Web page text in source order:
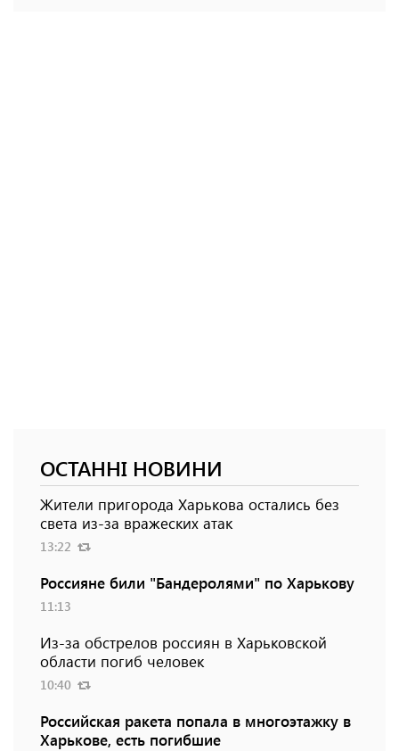
ОСТАННІ НОВИНИ
Жители пригорода Харькова остались без
света из-за вражеских атак
13:22
Россияне били "Бандеролями" по Харькову
11:13
Из-за обстрелов россиян в Харьковской
области погиб человек
10:40
Российская ракета попала в многоэтажку в
Харькове, есть погибшие